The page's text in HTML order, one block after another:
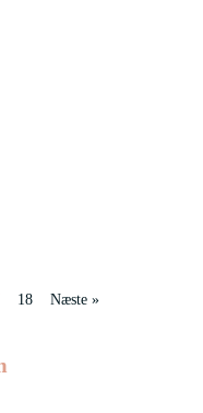
18 Næste »